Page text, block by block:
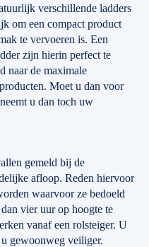
verschillende ladders
om een compact product
te vervoeren is. Een
zijn hierin perfect te
naar de maximale
Moet u dan voor
u dan toch uw
gemeld bij de
afloop. Reden hiervoor
waarvoor ze bedoeld
vier uur op hoogte te
vanaf een rolsteiger. U
gewoonweg veiliger.